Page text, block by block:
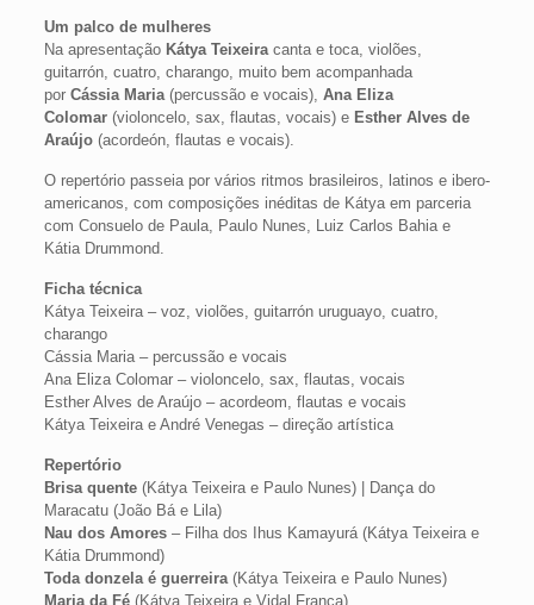
Um palco de mulheres
Na apresentação Kátya Teixeira canta e toca, violões,
guitarrón, cuatro, charango, muito bem acompanhada
por Cássia Maria(percussão e vocais), Ana Eliza
Colomar(violoncelo, sax, flautas, vocais) e Esther Alves de
Araújo (acordeón, flautas e vocais).
O repertório passeia por vários ritmos brasileiros, latinos e ibero-
americanos, com composições inéditas de Kátya em parceria
com Consuelo de Paula, Paulo Nunes, Luiz Carlos Bahia e
Kátia Drummond.
Ficha técnica
Kátya Teixeira – voz, violões, guitarrón uruguayo, cuatro,
charango
Cássia Maria – percussão e vocais
Ana Eliza Colomar – violoncelo, sax, flautas, vocais
Esther Alves de Araújo – acordeom, flautas e vocais
Kátya Teixeira e André Venegas – direção artística
Repertório
Brisa quente (Kátya Teixeira e Paulo Nunes) | Dança do
Maracatu (João Bá e Lila)
Nau dos Amores – Filha dos Ihus Kamayurá (Kátya Teixeira e
Kátia Drummond)
Toda donzela é guerreira (Kátya Teixeira e Paulo Nunes)
Maria da Fé (Kátya Teixeira e Vidal França)